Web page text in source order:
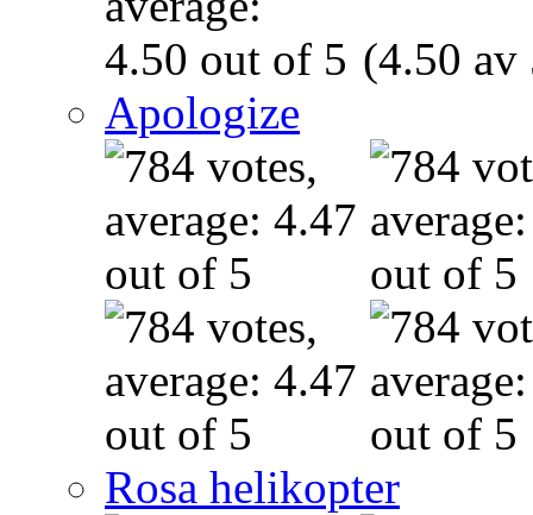
(4.50 av
Apologize
Rosa helikopter